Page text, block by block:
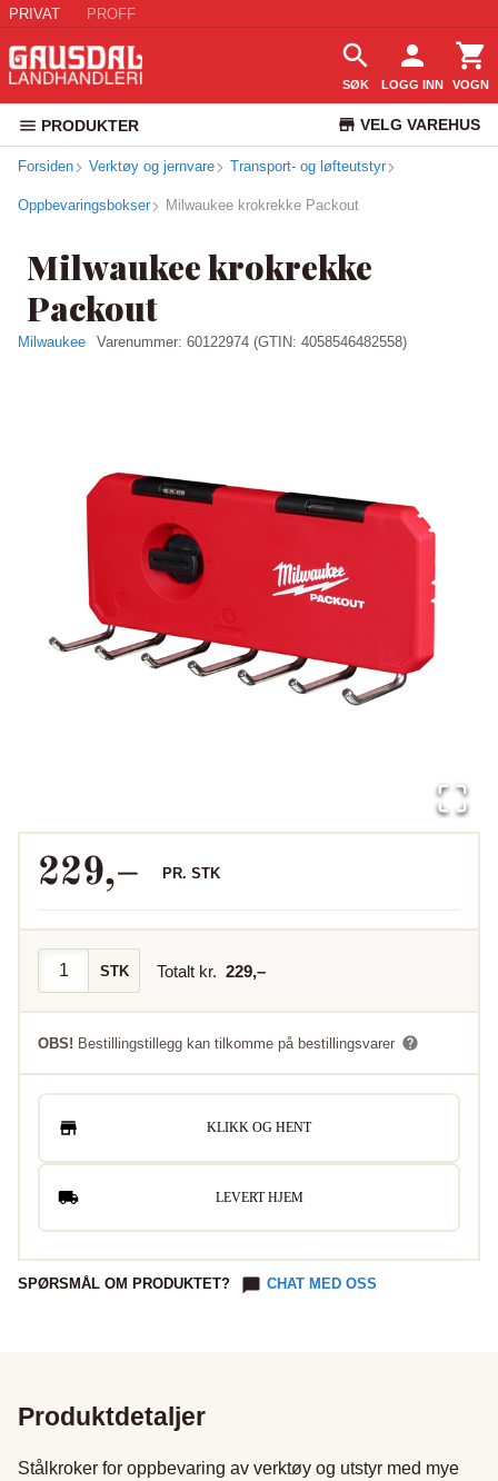
PRIVAT PROFF
SØK LOGG INN VOGN
PRODUKTER VELG VAREHUS
KUNDESERVICE
Forsiden Verktøy og jernvare Transport- og løfteutstyr
Oppbevaringsbokser Milwaukee krokrekke Packout
Milwaukee krokrekke
Packout
Milwaukee Varenummer: 60122974 (GTIN: 4058546482558)
229,– PR. STK
STK Totalt kr. 229,–
OBS! Bestillingstillegg kan tilkomme på bestillingsvarer
KLIKK OG HENT
LEVERT HJEM
SPØRSMÅL OM PRODUKTET? CHAT MED OSS
Produktdetaljer
Stålkroker for oppbevaring av verktøy og utstyr med mye